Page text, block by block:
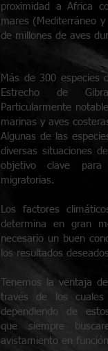
proximidad a Africa
mares (Mediterráneo
de millones de aves
Más de 300 especies
Estrecho de
Particularmente
marinas y aves
Algunas de las
diversas situaciones
objetivo clave
migratorias.
Los factores
determina en gran
necesario un buen
los resultados
Tenemos la ventaja
través de los
dependiendo de
que siempre
avistamiento en